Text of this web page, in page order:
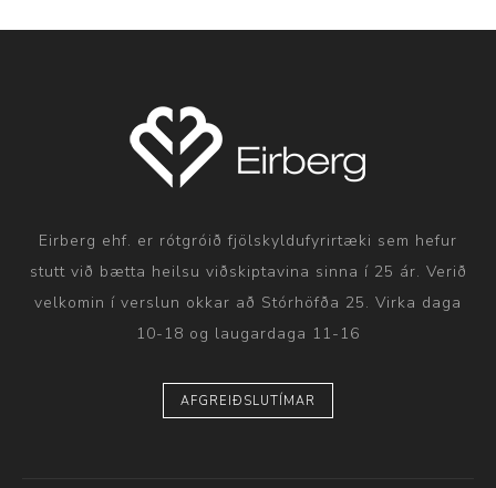
Eirberg ehf. er rótgróið fjölskyldufyrirtæki sem hefur
stutt við bætta heilsu viðskiptavina sinna í 25 ár. Verið
velkomin í verslun okkar að Stórhöfða 25. Virka daga
10-18 og laugardaga 11-16
AFGREIÐSLUTÍMAR